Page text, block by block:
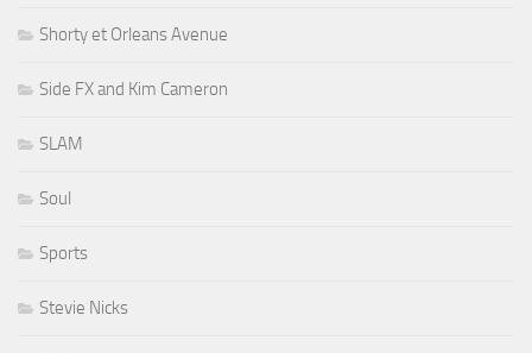
Shorty et Orleans Avenue
Side FX and Kim Cameron
SLAM
Soul
Sports
Stevie Nicks